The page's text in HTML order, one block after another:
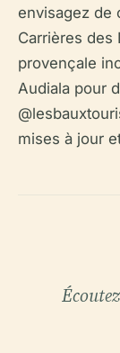
envisagez de
Carrières des
provençale
Audiala pour
mises à jour